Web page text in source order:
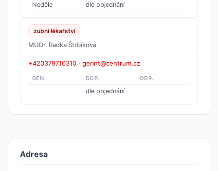
Neděle
dle objednání
zubní lékařství
MUDr. Radka Štrbíková
+420379710310 · gerint@centrum.cz
DEN DOP. ODP.
dle objednání
Adresa